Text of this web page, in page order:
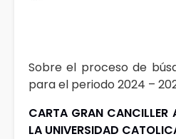
Sobre el proceso de
para el periodo 2024 –
CARTA GRAN
LA UNIVERSIDAD